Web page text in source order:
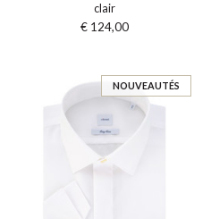
clair
€ 124,00
NOUVEAUTÉS